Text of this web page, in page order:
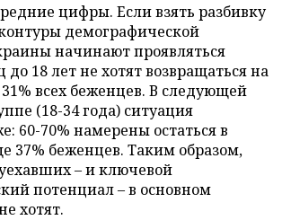
цифры. Если взять разбивку
демографической
начинают проявляться
до 18 лет не хотят возвращаться на
всех беженцев. В следующей
(18-34 года) ситуация
60-70% намерены остаться в
37% беженцев. Таким образом,
– и ключевой
потенциал – в основном
хотят.